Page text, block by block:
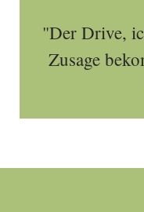
"Der Drive,
Zusage